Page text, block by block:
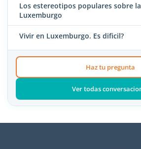
Los estereotipos populares sobre
Luxemburgo
Vivir en Luxemburgo. Es dificil?
Haz tu pregunta
Ver todas